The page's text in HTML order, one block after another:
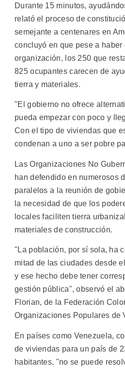
Durante 15 minutos,
relató el proceso de
semejante a centenares en
concluyó en que pese a haber
organización, los 250 que
825 ocupantes carecen de
tierra y materiales.
"El gobierno no ofrece
pueda empezar con poco y
Con el tipo de viviendas que
condenan a uno a ser pobre
Las Organizaciones No
han defendido en numerosos
paralelos a la reunión de
la necesidad de que los
locales faciliten tierra
materiales de construcción.
"La población, por sí sola, ha
mitad de las ciudades desde
y ese hecho debe tener
gestión pública", observó el
Florian, de la Federación
Organizaciones Populares de
En países como Venezuela,
de viviendas para un país de
habitantes, "no se puede